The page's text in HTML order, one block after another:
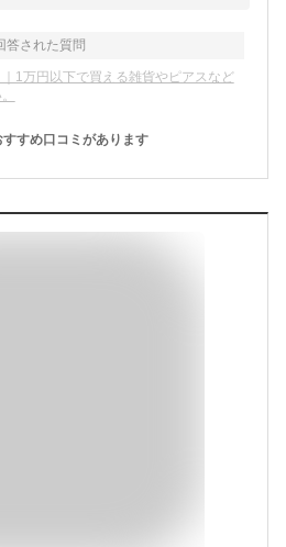
答された質問
1万円以下で買える雑貨やピアスなど
すすめ口コミがあります